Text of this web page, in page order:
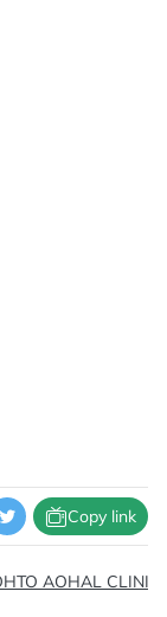
Copy link
AOHAL CLINIC